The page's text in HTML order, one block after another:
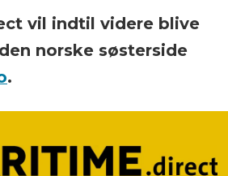
vil indtil videre blive
norske søsterside
.